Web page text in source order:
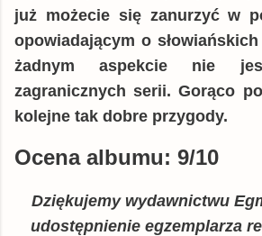
już możecie się zanurzyć w
opowiadającym o
żadnym aspekcie nie
zagranicznych serii. Gorąco
kolejne tak dobre przygody.
Ocena albumu: 9/10
Dziękujemy wydawnictwu
udostępnienie egzemplarza